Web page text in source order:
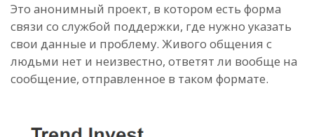
Это анонимный проект, в котором есть форма
связи со службой поддержки, где нужно указать
свои данные и проблему. Живого общения с
людьми нет и неизвестно, ответят ли вообще на
сообщение, отправленное в таком формате.